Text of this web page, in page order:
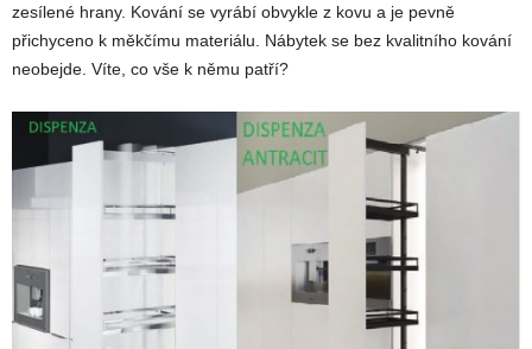
zesílené hrany. Kování se vyrábí obvykle z kovu a je pevně
přichyceno k měkčímu materiálu. Nábytek se bez kvalitního kování
neobejde. Víte, co vše k němu patří?